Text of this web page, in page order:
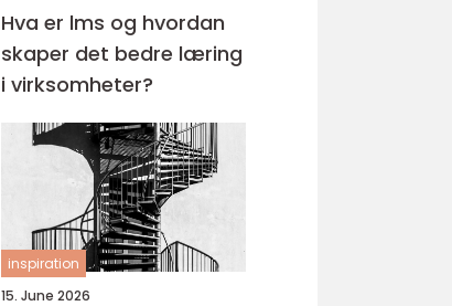
Hva er lms og hvordan
skaper det bedre læring
i virksomheter?
inspiration
15. June 2026